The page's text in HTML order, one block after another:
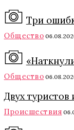
Три
Общество
Общество
Двух
Происшествия